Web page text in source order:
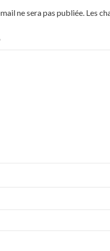
ne sera pas publiée. Les